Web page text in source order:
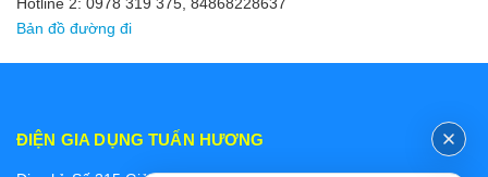
Bản đồ đường đi
ĐIỆN GIA DỤNG TUẤN HƯƠNG